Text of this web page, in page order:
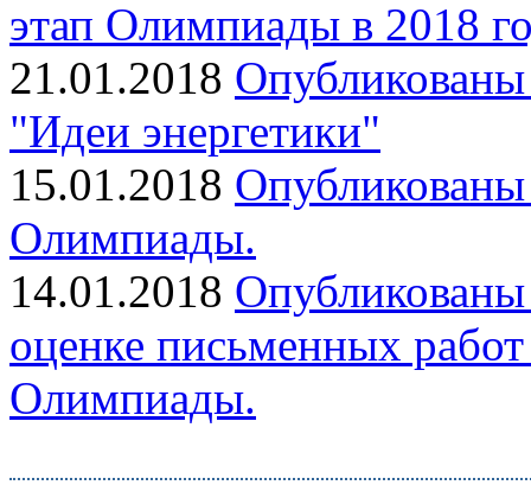
этап Олимпиады в 2018
21.01.2018 Опубликованы
"Идеи энергетики"
15.01.2018 Опубликованы
Олимпиады.
14.01.2018
оценке письменных
Олимпиады.